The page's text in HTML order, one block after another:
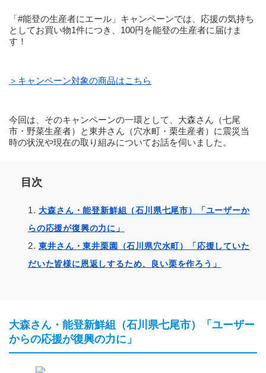
「#能登の生産者にエール」キャンペーンでは、応援の気持ち
としてお買い物1件につき、100円を能登の生産者に届けま
す！
＞キャンペーン対象の商品はこちら
今回は、そのキャンペーンの一環として、大森さん（七尾
市・野菜生産者）と東井さん（穴水町・栗生産者）に震災当
時の状況や現在の取り組みについてお話を伺いました。
目次
大森さん・能登新鮮組（石川県七尾市）「ユーザーか
らの応援が復興の力に」
東井さん・東井栗園（石川県穴水町）「応援していた
だいた皆様に恩返しするため、良い栗を作ろう」
大森さん・能登新鮮組（石川県七尾市）「ユーザー
からの応援が復興の力に」